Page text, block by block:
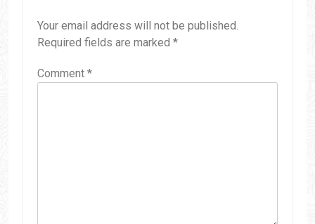
Your email address will not be published.
Required fields are marked *
Comment *